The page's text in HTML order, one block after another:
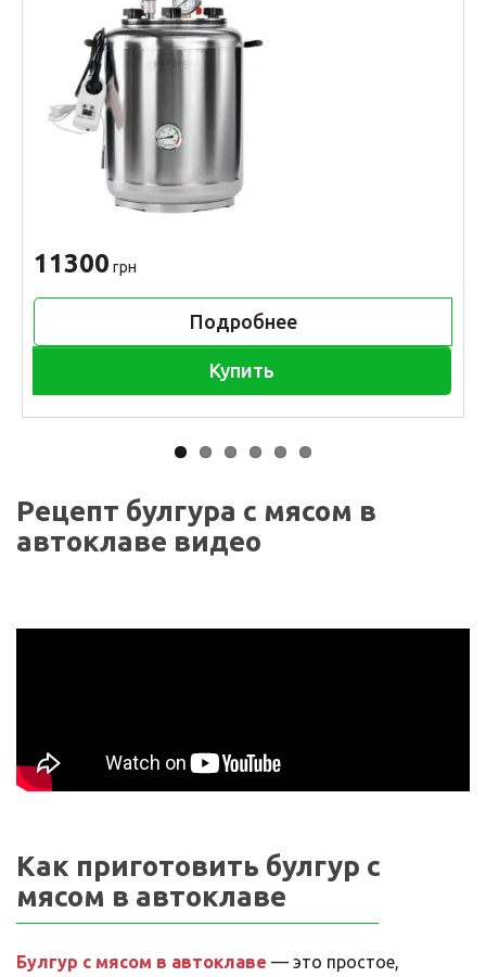
11300 грн
Подробнее
Купить
Рецепт булгура с мясом в
автоклаве видео
Как приготовить булгур с
мясом в автоклаве
Булгур с мясом в автоклаве — это простое,